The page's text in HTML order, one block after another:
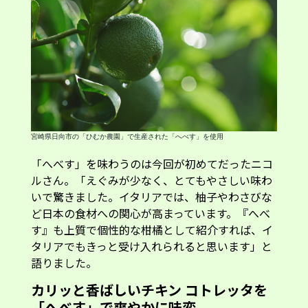
宮崎県日向市の「ひむか農園」で生産された「へべす」を使用
「へべす」を味わうのは今回が初めてだったニコ
ルさん。「えぐみが少なく、とてもやさしい味わ
いで驚きました。イタリアでは、柚子やわさびな
ど日本の食材への関心が高まっています。『へべ
す』も上質で個性的な柑橘として紹介すれば、イ
タリアでもきっと受け入れられると思います」と
語りました。
カリッと香ばしいチキン コトレッタを